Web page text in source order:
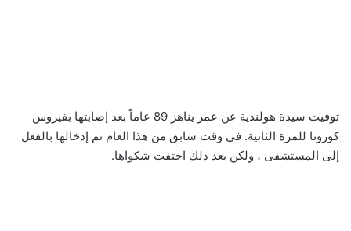
توفيت سيدة هولندية عن عمر يناهز 89 عاماً بعد إصابتها بفيروس
كورونا للمرة الثانية. في وقت سابق من هذا العام تم إدخالها بالفعل
إلى المستشفى ، ولكن بعد ذلك اختفت شكواها.